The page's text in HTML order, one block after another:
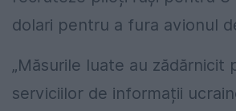
dolari pentru a fura avionul
„Măsurile luate au zădărnicit
serviciilor de informații